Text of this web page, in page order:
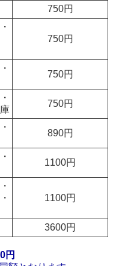
750円
750円
750円
750円
890円
1100円
1100円
3600円
円